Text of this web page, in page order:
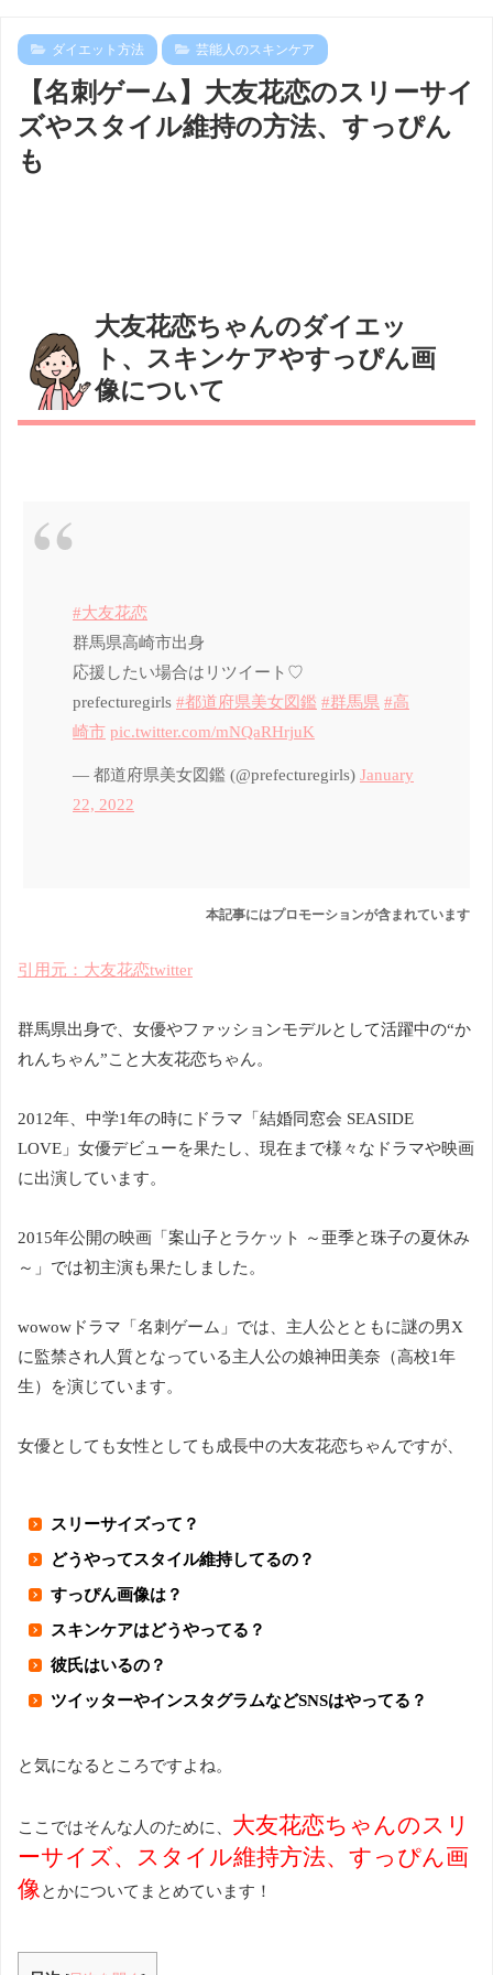
ダイエット方法 芸能人のスキンケア
【名刺ゲーム】大友花恋のスリーサイ
ズやスタイル維持の方法、すっぴん
も
大友花恋ちゃんのダイエッ
ト、スキンケアやすっぴん画
像について
#大友花恋
群馬県高崎市出身
応援したい場合はリツイート♡
prefecturegirls #都道府県美女図鑑 #群馬県 #高
崎市 pic.twitter.com/mNQaRHrjuK
— 都道府県美女図鑑 (@prefecturegirls) January
22, 2022
引用元：大友花恋twitter
群馬県出身で、女優やファッションモデルとして活躍中の“か
れんちゃん”こと大友花恋ちゃん。
2012年、中学1年の時にドラマ「結婚同窓会 SEASIDE
LOVE」女優デビューを果たし、現在まで様々なドラマや映画
に出演しています。
2015年公開の映画「案山子とラケット ～亜季と珠子の夏休み
～」では初主演も果たしました。
wowowドラマ「名刺ゲーム」では、主人公とともに謎の男X
に監禁され人質となっている主人公の娘神田美奈（高校1年
生）を演じています。
女優としても女性としても成長中の大友花恋ちゃんですが、
スリーサイズって？
どうやってスタイル維持してるの？
すっぴん画像は？
スキンケアはどうやってる？
彼氏はいるの？
ツイッターやインスタグラムなどSNSはやってる？
と気になるところですよね。
ここではそんな人のために、 大友花恋ちゃんのスリ
ーサイズ、スタイル維持方法、すっぴん画
像とかについてまとめています！